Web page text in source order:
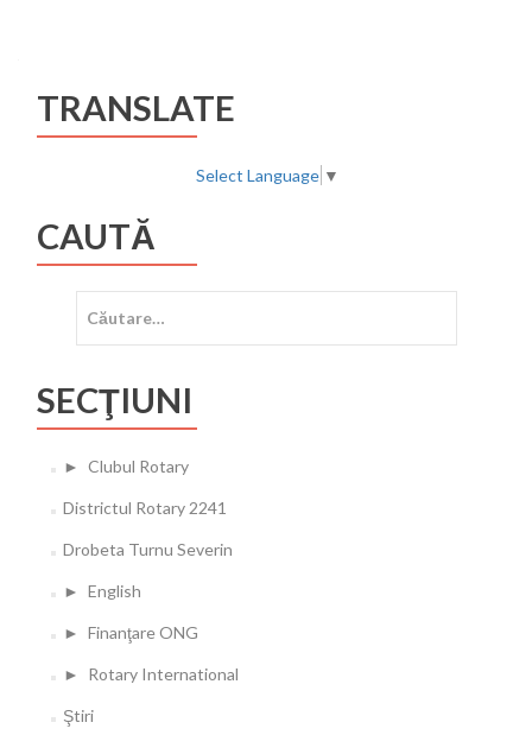
TRANSLATE
Select Language ▼
CAUTĂ
după:
SECŢIUNI
► Clubul Rotary
Districtul Rotary 2241
Drobeta Turnu Severin
► English
► Finanţare ONG
► Rotary International
Ştiri